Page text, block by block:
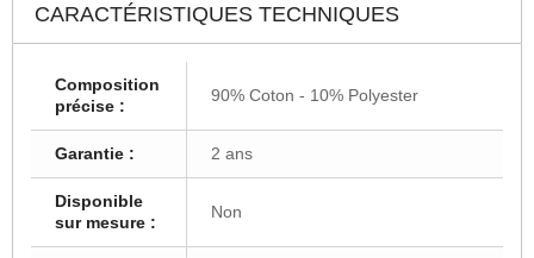
CARACTÉRISTIQUES TECHNIQUES
Composition
précise :
90% Coton - 10% Polyester
Garantie : 2 ans
Disponible
sur mesure :
Non